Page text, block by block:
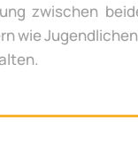
zwischen
wie